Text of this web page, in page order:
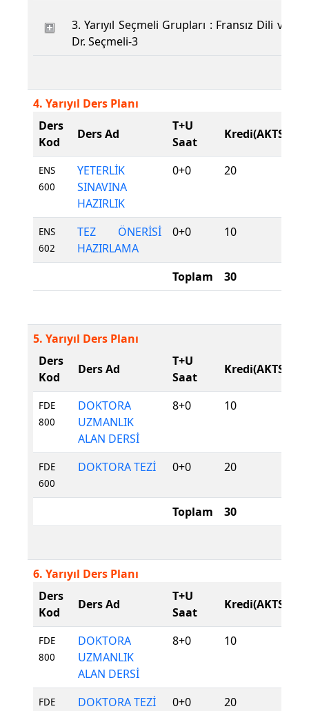
3. Yarıyıl Seçmeli Grupları : Fransız Dili ve
Dr. Seçmeli-3
4. Yarıyıl Ders Planı
Ders
Kod
Ders Ad
T+U
Saat
Kredi(AKTS)
ENS
600
YETERLİK
SINAVINA
HAZIRLIK
0+0 20
ENS
602
TEZ ÖNERİSİ
HAZIRLAMA
0+0 10
Toplam 30
5. Yarıyıl Ders Planı
Ders
Kod
Ders Ad
T+U
Saat
Kredi(AKTS)
FDE
800
DOKTORA
UZMANLIK
ALAN DERSİ
8+0 10
FDE
600
DOKTORA TEZİ 0+0 20
Toplam 30
6. Yarıyıl Ders Planı
Ders
Kod
Ders Ad
T+U
Saat
Kredi(AKTS)
FDE
800
DOKTORA
UZMANLIK
ALAN DERSİ
8+0 10
FDE
DOKTORA TEZİ 0+0 20